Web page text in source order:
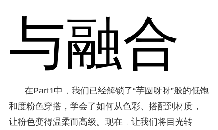
与融合
在Part1中，我们已经解锁了“芋圆呀呀”般的低饱
和度粉色穿搭，学会了如何从色彩、搭配到材质，
让粉色变得温柔而高级。现在，让我们将目光转